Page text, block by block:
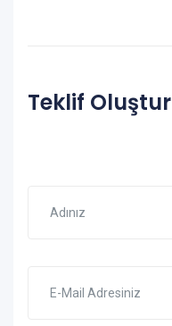
Teklif Oluştur
Adınız
E-Mail Adresiniz